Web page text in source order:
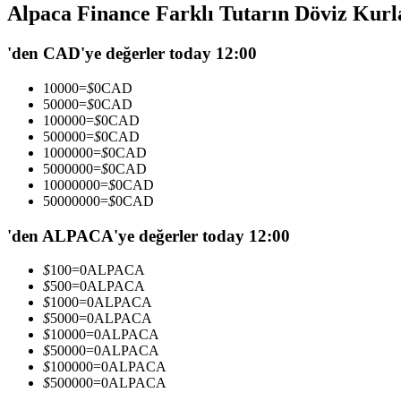
USDC'yi teminat olarak kullanan vadeli işlemler
Kopya Ticaret
En iyi traderlarla güçlerinizi birleştirin
Alpaca Finance Farklı Tutarın Döviz
'den CAD'ye değerler today 12:00
10000=$0CAD
50000=$0CAD
100000=$0CAD
500000=$0CAD
1000000=$0CAD
5000000=$0CAD
10000000=$0CAD
50000000=$0CAD
'den ALPACA'ye değerler today 12:00
$100=0ALPACA
$500=0ALPACA
$1000=0ALPACA
$5000=0ALPACA
$10000=0ALPACA
$50000=0ALPACA
$100000=0ALPACA
$500000=0ALPACA